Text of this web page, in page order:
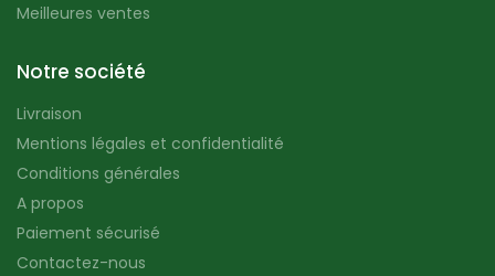
Meilleures ventes
Notre société
Livraison
Mentions légales et confidentialité
Conditions générales
A propos
Paiement sécurisé
Contactez-nous